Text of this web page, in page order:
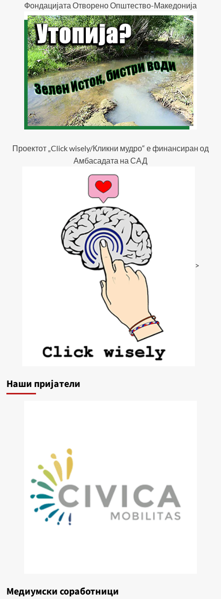
Фондацијата Отворено Општество-Македонија
Проектот „Click wisely/Кликни мудро“ е финансиран од
Амбасадата на САД
>
Наши пријатели
Медиумски соработници